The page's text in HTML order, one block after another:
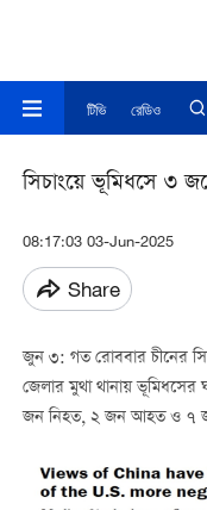
টিভি রেডিও
সিচাংয়ে ভূমিধসে ৩
08:17:03 03-Jun-2025
Share
জুন ৩: গত রোববার চীনের
জেলার মুথা থানায়
জন নিহত, ২ জন আহত ও ৭